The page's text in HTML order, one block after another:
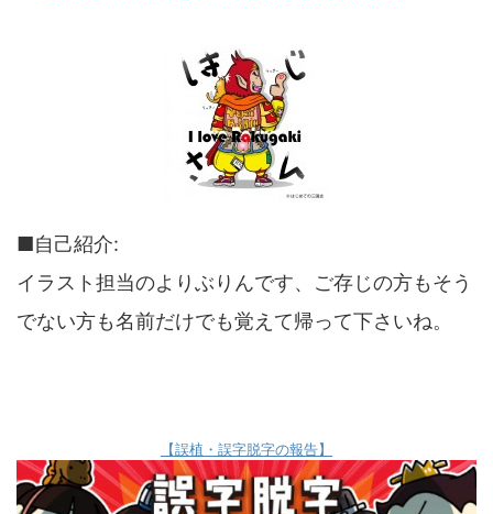
■自己紹介:
イラスト担当のよりぶりんです、ご存じの方もそう
でない方も名前だけでも覚えて帰って下さいね。
【誤植・誤字脱字の報告】